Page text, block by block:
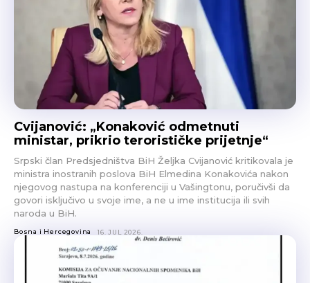
Cvijanović: „Konaković odmetnuti
ministar, prikrio terorističke prijetnje“
Srpski član Predsjedništva BiH Željka Cvijanović kritikovala je
ministra inostranih poslova BiH Elmedina Konakovića nakon
njegovog nastupa na konferenciji u Vašingtonu, poručivši da
govori isključivo u svoje ime, a ne u ime institucija ili svih
naroda u BiH.
Bosna i Hercegovina 16. JUL 2026.